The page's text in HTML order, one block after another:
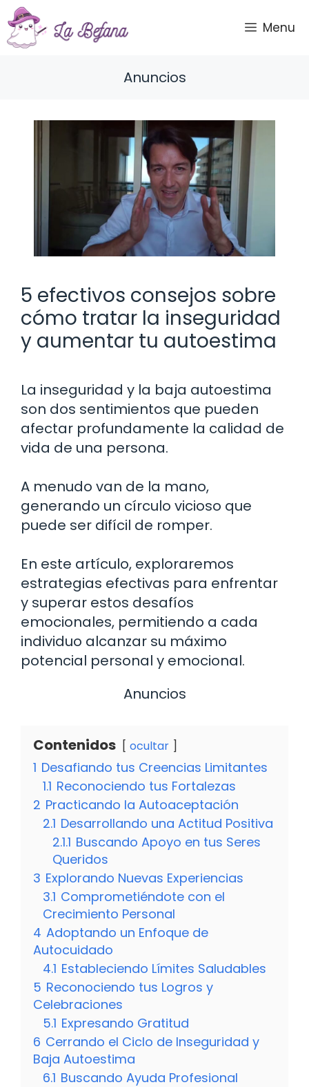
Saltar
al
contenido
Menu
Anuncios
5 efectivos consejos sobre
cómo tratar la inseguridad
y aumentar tu autoestima
La inseguridad y la baja autoestima
son dos sentimientos que pueden
afectar profundamente la calidad de
vida de una persona.
A menudo van de la mano,
generando un círculo vicioso que
puede ser difícil de romper.
En este artículo, exploraremos
estrategias efectivas para enfrentar
y superar estos desafíos
emocionales, permitiendo a cada
individuo alcanzar su máximo
potencial personal y emocional.
Anuncios
Contenidos ocultar
1 Desafiando tus Creencias Limitantes
1.1 Reconociendo tus Fortalezas
2 Practicando la Autoaceptación
2.1 Desarrollando una Actitud Positiva
2.1.1 Buscando Apoyo en tus Seres
Queridos
3 Explorando Nuevas Experiencias
3.1 Comprometiéndote con el
Crecimiento Personal
4 Adoptando un Enfoque de
Autocuidado
4.1 Estableciendo Límites Saludables
5 Reconociendo tus Logros y
Celebraciones
5.1 Expresando Gratitud
6 Cerrando el Ciclo de Inseguridad y
Baja Autoestima
6.1 Buscando Ayuda Profesional